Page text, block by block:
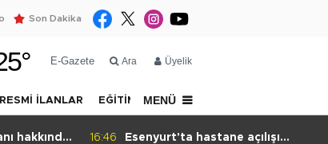
Son Dakika
° E-Gazete Ara Üyelik
RESMİ İLANLAR EĞİTİM YAZARLAR
MENÜ
16:46
Esenyurt'ta hastane açılışı